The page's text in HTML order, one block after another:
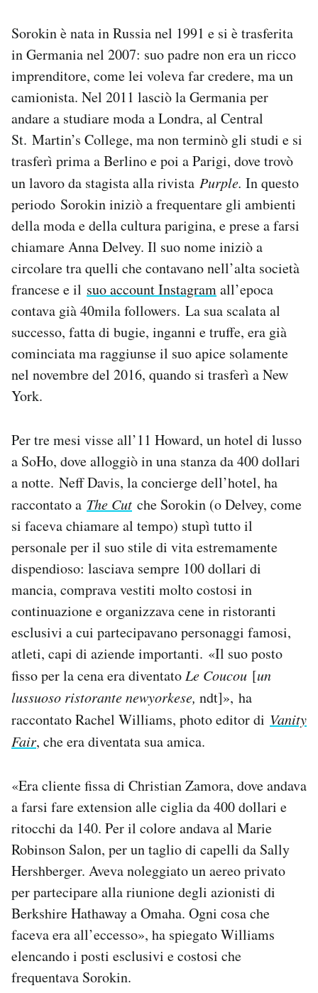
Sorokin è nata in Russia nel 1991 e si è trasferita
in Germania nel 2007: suo padre non era un ricco
imprenditore, come lei voleva far credere, ma un
camionista. Nel 2011 lasciò la Germania per
andare a studiare moda a Londra, al Central
St. Martin’s College, ma non terminò gli studi e si
trasferì prima a Berlino e poi a Parigi, dove trovò
un lavoro da stagista alla rivista Purple. In questo
periodo Sorokin iniziò a frequentare gli ambienti
della moda e della cultura parigina, e prese a farsi
chiamare Anna Delvey. Il suo nome iniziò a
circolare tra quelli che contavano nell’alta società
francese e il suo account Instagramall’epoca
contava già 40mila followers. La sua scalata al
successo, fatta di bugie, inganni e truffe, era già
cominciata ma raggiunse il suo apice solamente
nel novembre del 2016, quando si trasferì a New
York.
Per tre mesi visse all’11 Howard, un hotel di lusso
a SoHo, dove alloggiò in una stanza da 400 dollari
a notte. Neff Davis, la concierge dell’hotel, ha
raccontato a The Cut che Sorokin (o Delvey, come
si faceva chiamare al tempo) stupì tutto il
personale per il suo stile di vita estremamente
dispendioso: lasciava sempre 100 dollari di
mancia, comprava vestiti molto costosi in
continuazione e organizzava cene in ristoranti
esclusivi a cui partecipavano personaggi famosi,
atleti, capi di aziende importanti. «Il suo posto
fisso per la cena era diventatoLe Coucou [un
lussuoso ristorante newyorkese, ndt]», ha
raccontato Rachel Williams, photo editor di Vanity
Fair, che era diventata sua amica.
«Era cliente fissa di Christian Zamora, dove andava
a farsi fare extension alle ciglia da 400 dollari e
ritocchi da 140. Per il colore andava al Marie
Robinson Salon, per un taglio di capelli da Sally
Hershberger. Aveva noleggiato un aereo privato
per partecipare alla riunione degli azionisti di
Berkshire Hathaway a Omaha. Ogni cosa che
faceva era all’eccesso», ha spiegato Williams
elencando i posti esclusivi e costosi che
frequentava Sorokin.